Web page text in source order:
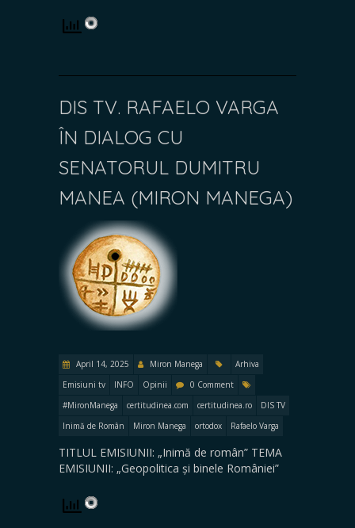
DIS TV. RAFAELO VARGA
ÎN DIALOG CU
SENATORUL DUMITRU
MANEA (MIRON MANEGA)
April 14, 2025 Miron Manega
Arhiva
Emisiuni tv
INFO Opinii
0 Comment
#MironManega
certitudinea.com certitudinea.ro
DIS TV
Inimă de Român
Miron Manega ortodox Rafaelo Varga
TITLUL EMISIUNII: „Inimă de român” TEMA
EMISIUNII: „Geopolitica și binele României”